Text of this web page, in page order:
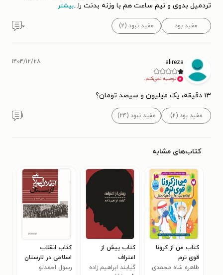
تردمیل بدوی و نیم ساعت هم با وزنه بدنت را...بیشتر
مفید بود مفید نبود (۲) ۰
alireza
توصیه نمی‌کنم.
۱۴۰۴/۱۲/۲۸
۱۳ دقیقه، یک میلیون و سیصد تومان؟
مفید بود (۲) مفید نبود (۲۴) ۱
کتاب‌های مشابه
کتاب من از کرونا
قوی ترم
طاهره شاه محمدی
کتاب پیش از
اعتراف
گیابند ابراهیم زاده
کتاب انقلاب
اسلامی در لارستان
رسول احمدلو